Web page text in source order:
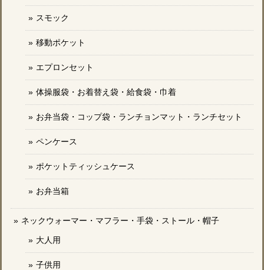
スモック
移動ポケット
エプロンセット
体操服袋・お着替え袋・給食袋・巾着
お弁当袋・コップ袋・ランチョンマット・ランチセット
ペンケース
ポケットティッシュケース
お弁当箱
ネックウォーマー・マフラー・手袋・ストール・帽子
大人用
子供用